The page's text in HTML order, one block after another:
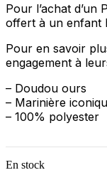
Pour l’achat d’un
offert à un enfant
Pour en savoir
engagement à
– Doudou ours
– Marinière
– 100% polyester
En stock